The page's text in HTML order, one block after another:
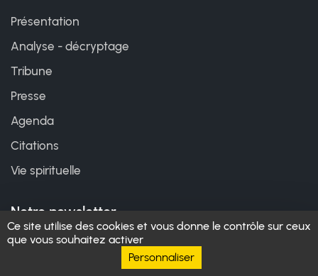
Ce site utilise des cookies et vous donne le contrôle sur ceux
que vous souhaitez activer
Personnaliser
Présentation
Analyse - décryptage
Tribune
Presse
Agenda
Citations
Vie spirituelle
Notre newsletter
Abonnez-vous à notre lettre d'information. Indiquez
votre courriel et cliquez sur le bouton "S'abonner"!